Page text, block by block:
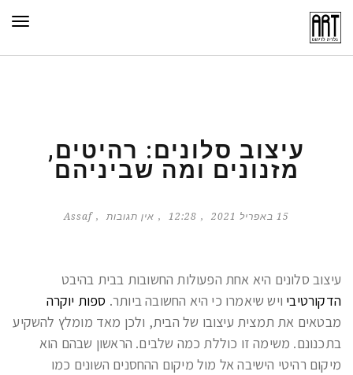
עיצוב סלונים: רהיטים,
מזנונים ומה שביניהם
15 באפריל 2021 12:28 אין תגובות Assaf
עיצוב סלונים היא אחת הפעולות החשובות בבית בהיבט
הדקורטיבי ויש שיאמרו כי היא החשובה ביותר. ספות יוקרה
מבטאים את תמצית עיצובו של הבית, ולכן מאד מומלץ להשקיע
בתכנונם. משימה זו כוללת כמה שלבים. הראשון שבהם הוא
מיקום רהיטי הישיבה אל מול מיקום ההחסנים השונים כמו